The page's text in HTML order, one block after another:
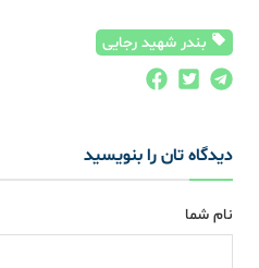
بندر شهید رجایی
دیدگاه تان را بنویسید
نام شما